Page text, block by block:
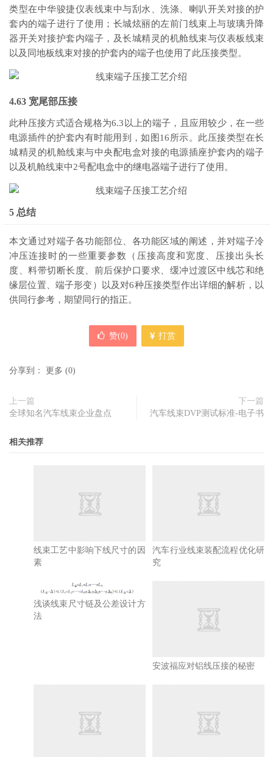
类型在中华骏捷仪表线束中与刮水、洗涤、喇叭开关对接的护
套内的端子进行了使用；长城炫丽的左前门线束上与玻璃升降
器开关对接护套内端子，及长城精灵的机舱线束与仪表板线束
以及同地板线束对接的护套内的端子也使用了此压接类型。
4.63 宽尾部压接
此种压接方式适合规格为6.3以上的端子，且应用较少，在一些
电源插件的护套内有时能用到，如图16所示。此压接类型在长
城精灵的机舱线束与中央配电盒对接的电源插座护套内的端子
以及机舱线束中2号配电盒中的继电器端子进行了使用。
5 总结
本文通过对端子各功能部位、各功能区域的阐述，并对端子冷
冲压连接时的一些重要参数（压接高度和宽度、压接出头长
度、料带切断长度、前后保护口要求、缓冲过渡区中线芯和绝
缘层位置、端子形变）以及对6种压接类型作出详细的解析，以
供同行参考，期望同行的指正。
赞(0) 打赏
分享到： 更多 (0)
上一篇
全球知名汽车线束企业盘点
下一篇
汽车线束DVP测试标准-电子书
相关推荐
线束工艺中影响下线尺寸的因
汽车行业线束装配流程优化研
究
浅谈线束尺寸链及公差设计方
法
安波福应对铝线压接的秘密